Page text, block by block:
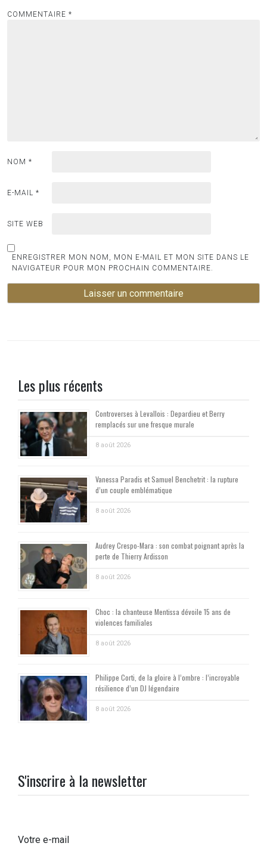
COMMENTAIRE *
NOM *
E-MAIL *
SITE WEB
ENREGISTRER MON NOM, MON E-MAIL ET MON SITE DANS LE
NAVIGATEUR POUR MON PROCHAIN COMMENTAIRE.
Les plus récents
Controverses à Levallois : Depardieu et Berry
remplacés sur une fresque murale
8 août 2026
Vanessa Paradis et Samuel Benchetrit : la rupture
d’un couple emblématique
8 août 2026
Audrey Crespo-Mara : son combat poignant après la
perte de Thierry Ardisson
8 août 2026
Choc : la chanteuse Mentissa dévoile 15 ans de
violences familiales
8 août 2026
Philippe Corti, de la gloire à l’ombre : l’incroyable
résilience d’un DJ légendaire
8 août 2026
S'inscrire à la newsletter
Votre e-mail